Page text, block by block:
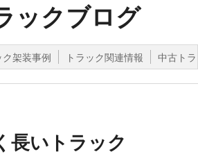
ックブログ
ク架装事例 トラック関連情報 中古ト
長いトラック